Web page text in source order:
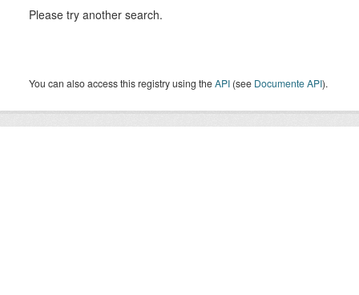
Please try another search.
You can also access this registry using theAPI (see Documente API).